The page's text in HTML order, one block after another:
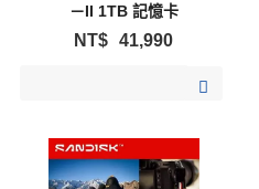
－II 1TB 記憶卡
NT$ 41,990